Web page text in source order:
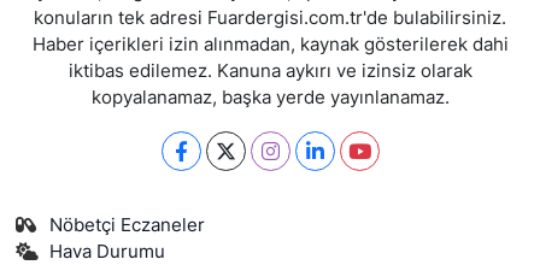
konuların tek adresi Fuardergisi.com.tr'de bulabilirsiniz.
Haber içerikleri izin alınmadan, kaynak gösterilerek dahi
iktibas edilemez. Kanuna aykırı ve izinsiz olarak
kopyalanamaz, başka yerde yayınlanamaz.
Nöbetçi Eczaneler
Hava Durumu